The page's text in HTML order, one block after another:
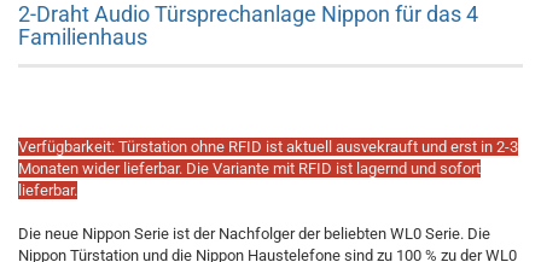
2-Draht Audio Türsprechanlage Nippon für das 4
Familienhaus
Verfügbarkeit: Türstation ohne RFID ist aktuell ausvekrauft und erst in 2-3
Monaten wider lieferbar. Die Variante mit RFID ist lagernd und sofort
lieferbar.
Die neue Nippon Serie ist der Nachfolger der beliebten WL0 Serie. Die
Nippon Türstation und die Nippon Haustelefone sind zu 100 % zu der WL0